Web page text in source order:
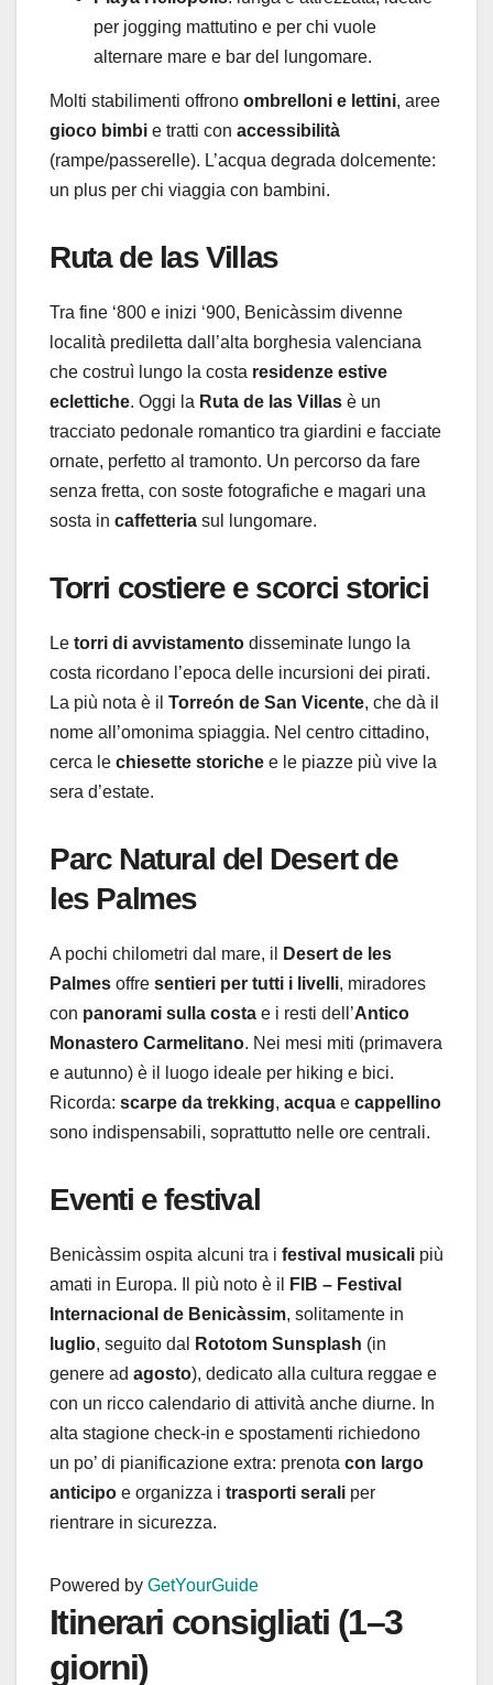
per jogging mattutino e per chi vuole
alternare mare e bar del lungomare.
Molti stabilimenti offrono ombrelloni e lettini, aree
gioco bimbi e tratti con accessibilità
(rampe/passerelle). L’acqua degrada dolcemente:
un plus per chi viaggia con bambini.
Ruta de las Villas
Tra fine ‘800 e inizi ‘900, Benicàssim divenne
località prediletta dall’alta borghesia valenciana
che costruì lungo la costa residenze estive
eclettiche. Oggi la Ruta de las Villas è un
tracciato pedonale romantico tra giardini e facciate
ornate, perfetto al tramonto. Un percorso da fare
senza fretta, con soste fotografiche e magari una
sosta in caffetteria sul lungomare.
Torri costiere e scorci storici
Le torri di avvistamento disseminate lungo la
costa ricordano l’epoca delle incursioni dei pirati.
La più nota è il Torreón de San Vicente, che dà il
nome all’omonima spiaggia. Nel centro cittadino,
cerca le chiesette storiche e le piazze più vive la
sera d’estate.
Parc Natural del Desert de
les Palmes
A pochi chilometri dal mare, il
Desert de les
Palmes offre sentieri per tutti i livelli, miradores
con panorami sulla costa e i resti dell’Antico
Monastero Carmelitano. Nei mesi miti (primavera
e autunno) è il luogo ideale per hiking e bici.
Ricorda: scarpe da trekking, acqua e cappellino
sono indispensabili, soprattutto nelle ore centrali.
Eventi e festival
Benicàssim ospita alcuni tra i festival musicali più
amati in Europa. Il più noto è il
FIB – Festival
Internacional de Benicàssim, solitamente in
luglio, seguito dal Rototom Sunsplash (in
genere ad agosto), dedicato alla cultura reggae e
con un ricco calendario di attività anche diurne. In
alta stagione check-in e spostamenti richiedono
un po’ di pianificazione extra: prenota con largo
anticipo e organizza i trasporti serali per
rientrare in sicurezza.
Powered by GetYourGuide
Itinerari consigliati (1–3
giorni)